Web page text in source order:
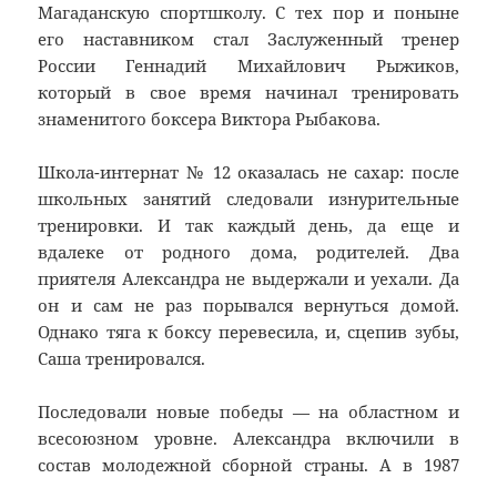
Магаданскую спортшколу. С тех пор и поныне
его наставником стал Заслуженный тренер
России Геннадий Михайлович Рыжиков,
который в свое время начинал тренировать
знаменитого боксера Виктора Рыбакова.
Школа-интернат № 12 оказалась не сахар: после
школьных занятий следовали изнурительные
тренировки. И так каждый день, да еще и
вдалеке от родного дома, родителей. Два
приятеля Александра не выдержали и уехали. Да
он и сам не раз порывался вернуться домой.
Однако тяга к боксу перевесила, и, сцепив зубы,
Саша тренировался.
Последовали новые победы — на областном и
всесоюзном уровне. Александра включили в
состав молодежной сборной страны. А в 1987